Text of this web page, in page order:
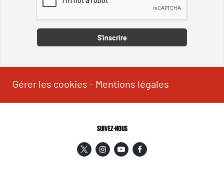
S'inscrire
Gérer les cookies - Mentions légales
SUIVEZ-NOUS